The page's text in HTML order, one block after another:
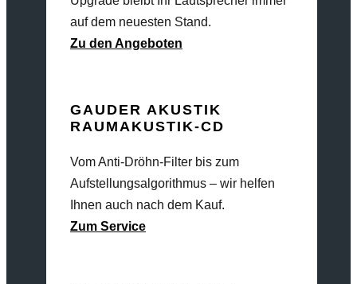
auf dem neuesten Stand.
Zu den Angeboten
GAUDER AKUSTIK
RAUMAKUSTIK-CD
Vom Anti-Dröhn-Filter bis zum
Aufstellungsalgorithmus – wir helfen
Ihnen auch nach dem Kauf.
Zum Service